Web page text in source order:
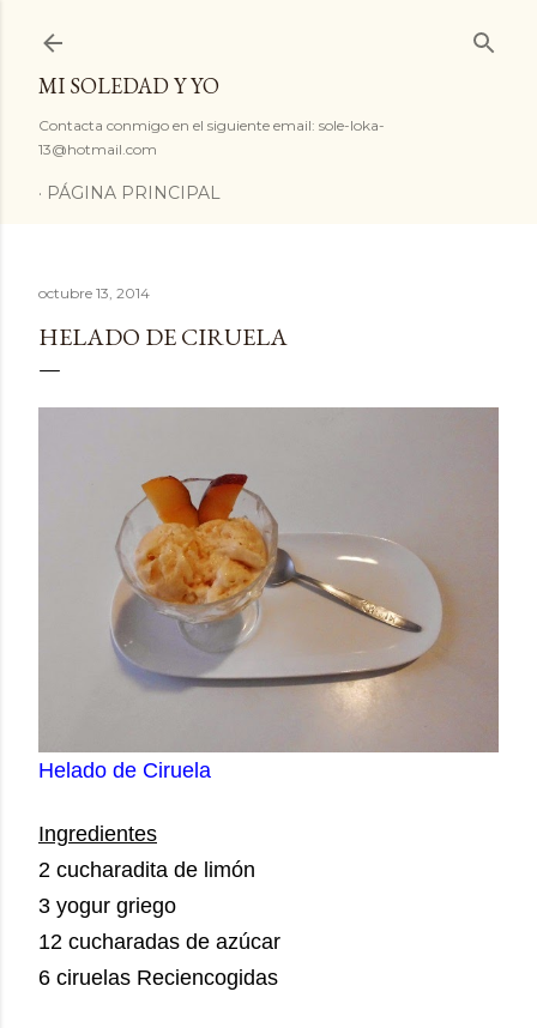
MI SOLEDAD Y YO
Contacta conmigo en el siguiente email: sole-loka-
13@hotmail.com
PÁGINA PRINCIPAL
octubre 13, 2014
HELADO DE CIRUELA
Helado de Ciruela
Ingredientes
2 cucharadita de limón
3 yogur griego
12 cucharadas de azúcar
6 ciruelas Reciencogidas